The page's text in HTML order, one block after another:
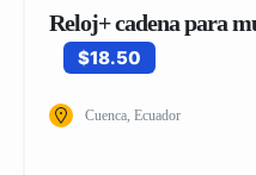
Reloj+ cadena para
$18.50
Cuenca, Ecuador